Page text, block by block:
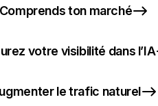
Comprends ton marché
votre visibilité dans l’IA
le trafic naturel